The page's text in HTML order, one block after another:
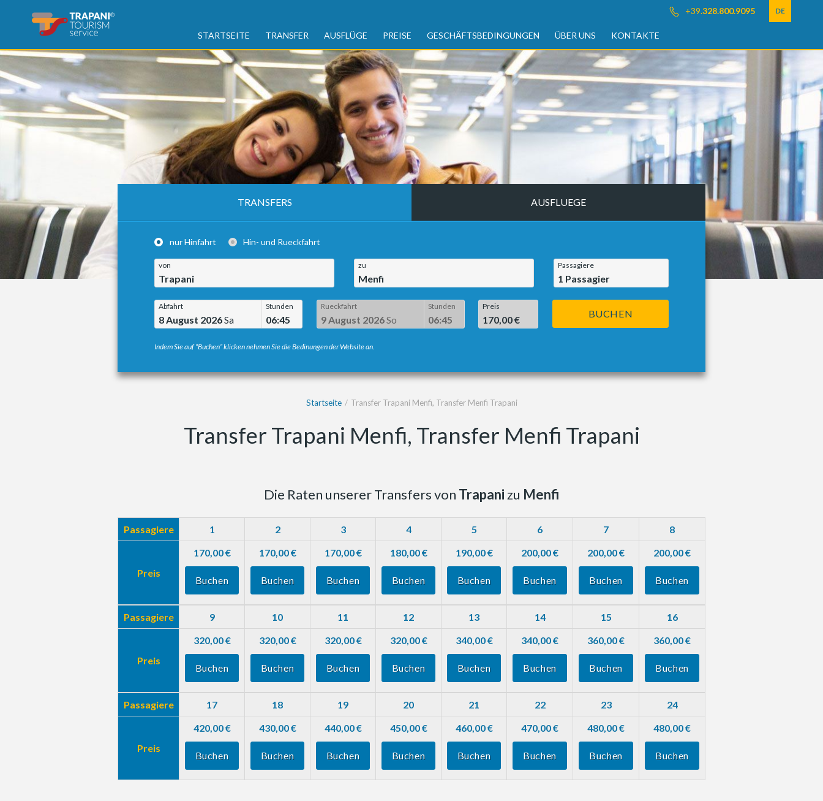
+39.328.800.9095 DE
STARTSEITE TRANSFER AUSFLÜGE PREISE GESCHÄFTSBEDINGUNGEN ÜBER UNS KONTAKTE
TRANSFERS AUSFLUEGE
nur Hinfahrt Hin- und Rueckfahrt
von
Trapani
zu
Menfi
Passagiere
1 Passagier
Abfahrt
8 August 2026Sa
Stunden
06:45
Rueckfahrt
9 August 2026So
Stunden
06:45
Preis
170,00 €
BUCHEN
Indem Sie auf “Buchen” klicken nehmen Sie die Bedinungen der Website an.
Startseite Transfer Trapani Menfi, Transfer Menfi Trapani
Transfer Trapani Menfi, Transfer Menfi Trapani
Die Raten unserer Transfers von Trapani zu Menfi
Passagiere 1 2 3 4 5 6 7 8
Preis
170,00 €
Buchen
170,00 €
Buchen
170,00 €
Buchen
180,00 €
Buchen
190,00 €
Buchen
200,00 €
Buchen
200,00 €
Buchen
200,00 €
Buchen
Passagiere 9 10 11 12 13 14 15 16
Preis
320,00 €
Buchen
320,00 €
Buchen
320,00 €
Buchen
320,00 €
Buchen
340,00 €
Buchen
340,00 €
Buchen
360,00 €
Buchen
360,00 €
Buchen
Passagiere 17 18 19 20 21 22 23 24
Preis
420,00 €
Buchen
430,00 €
Buchen
440,00 €
Buchen
450,00 €
Buchen
460,00 €
Buchen
470,00 €
Buchen
480,00 €
Buchen
480,00 €
Buchen